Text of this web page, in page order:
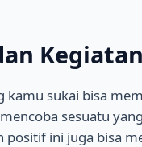
sukai bisa
sesuatu
positif ini juga bisa